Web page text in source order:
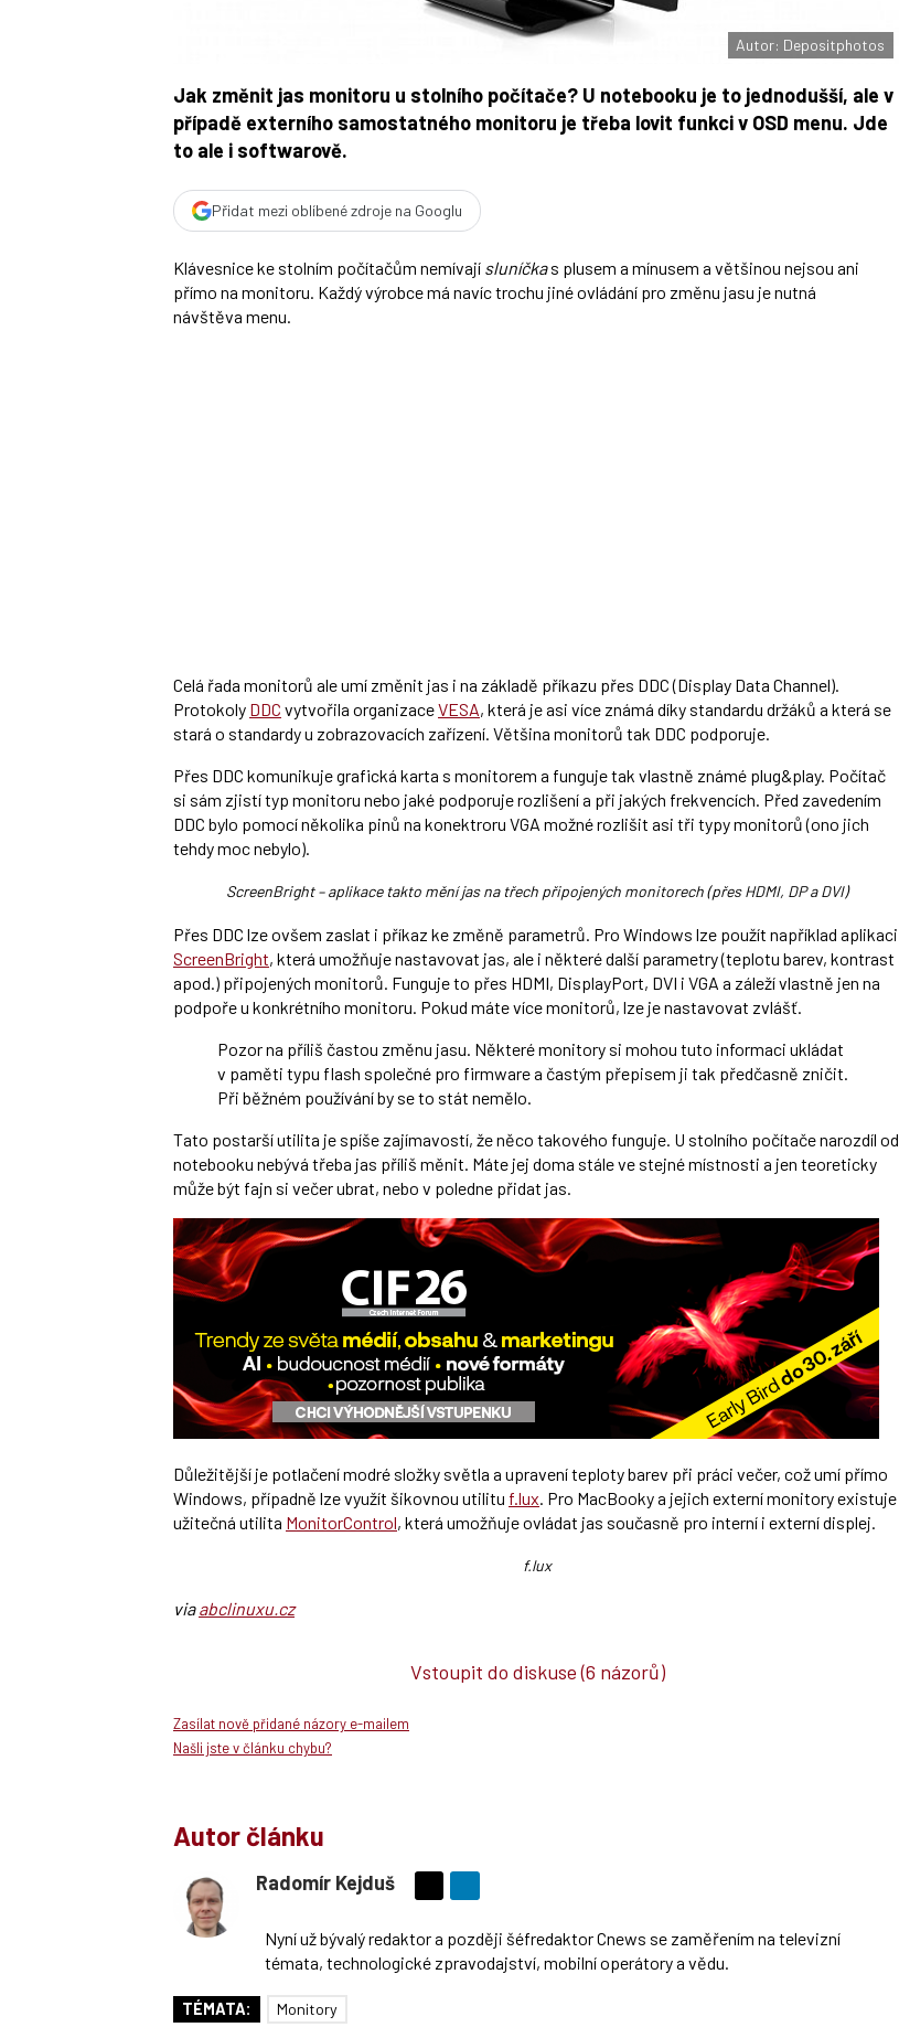
Autor: Depositphotos
Jak změnit jas monitoru u stolního počítače? U notebooku je to jednodušší, ale v
případě externího samostatného monitoru je třeba lovit funkci v OSD menu. Jde
to ale i softwarově.
Přidat mezi oblíbené zdroje na Googlu
Klávesnice ke stolním počítačům nemívají sluníčkas plusem a mínusem a většinou nejsou ani
přímo na monitoru. Každý výrobce má navíc trochu jiné ovládání pro změnu jasu je nutná
návštěva menu.
Celá řada monitorů ale umí změnit jas i na základě příkazu přes DDC (Display Data Channel).
Protokoly DDC vytvořila organizaceVESA, která je asi více známá díky standardu držáků a která se
stará o standardy u zobrazovacích zařízení. Většina monitorů tak DDC podporuje.
Přes DDC komunikuje grafická karta s monitorem a funguje tak vlastně známé plug&play. Počítač
si sám zjistí typ monitoru nebo jaké podporuje rozlišení a při jakých frekvencích. Před zavedením
DDC bylo pomocí několika pinů na konektroru VGA možné rozlišit asi tři typy monitorů (ono jich
tehdy moc nebylo).
ScreenBright – aplikace takto mění jas na třech připojených monitorech (přes HDMI, DP a DVI)
Přes DDC lze ovšem zaslat i příkaz ke změně parametrů. Pro Windows lze použít například aplikaci
ScreenBright, která umožňuje nastavovat jas, ale i některé další parametry (teplotu barev, kontrast
apod.) připojených monitorů. Funguje to přes HDMI, DisplayPort, DVI i VGA a záleží vlastně jen na
podpoře u konkrétního monitoru. Pokud máte více monitorů, lze je nastavovat zvlášť.
Pozor na příliš častou změnu jasu. Některé monitory si mohou tuto informaci ukládat
v paměti typu flash společné pro firmware a častým přepisem ji tak předčasně zničit.
Při běžném používání by se to stát nemělo.
Tato postarší utilita je spíše zajímavostí, že něco takového funguje. U stolního počítače narozdíl od
notebooku nebývá třeba jas příliš měnit. Máte jej doma stále ve stejné místnosti a jen teoreticky
může být fajn si večer ubrat, nebo v poledne přidat jas.
Důležitější je potlačení modré složky světla a upravení teploty barev při práci večer, což umí přímo
Windows, případně lze využít šikovnou utilitu f.lux. Pro MacBooky a jejich externí monitory existuje
užitečná utilita MonitorControl, která umožňuje ovládat jas současně pro interní i externí displej.
f.lux
viaabclinuxu.cz
Vstoupit do diskuse(6 názorů)
Zasílat nově přidané názory e-mailem
Našli jste v článku chybu?
Autor článku
Radomír Kejduš
síti
X
Nyní už bývalý redaktor a později šéfredaktor Cnews se zaměřením na televizní
témata, technologické zpravodajství, mobilní operátory a vědu.
TÉMATA: Monitory